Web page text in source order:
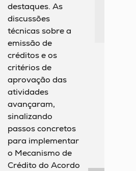
destaques. As
discussões
técnicas sobre a
emissão de
créditos e os
critérios de
aprovação das
atividades
avançaram,
sinalizando
passos concretos
para implementar
o Mecanismo de
Crédito do Acordo